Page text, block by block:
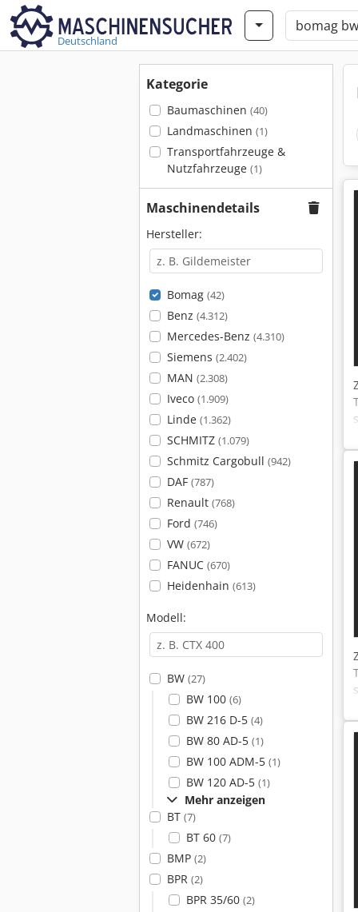
Deutschland
Kategorie
Baumaschinen (40)
Landmaschinen (1)
Transportfahrzeuge &
Nutzfahrzeuge (1)
Maschinendetails
Hersteller:
Bomag (42)
Benz (4.312)
Mercedes-Benz (4.310)
Siemens (2.402)
MAN (2.308)
Iveco (1.909)
Linde (1.362)
SCHMITZ (1.079)
Schmitz Cargobull (942)
DAF (787)
Renault (768)
Ford (746)
VW (672)
FANUC (670)
Heidenhain (613)
Modell:
BW (27)
BW 100 (6)
BW 216 D-5 (4)
BW 80 AD-5 (1)
BW 100 ADM-5 (1)
BW 120 AD-5 (1)
Mehr anzeigen
BT (7)
BT 60 (7)
BMP (2)
BPR (2)
BPR 35/60 (2)